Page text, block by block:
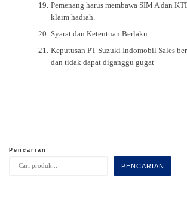
Pemenang harus membawa SIM A dan
klaim hadiah.
Syarat dan Ketentuan Berlaku
Keputusan PT Suzuki Indomobil Sales
dan tidak dapat diganggu gugat
Pencarian
PENCARIAN